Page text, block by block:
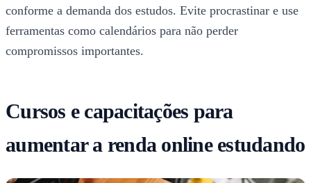
conforme a demanda dos estudos. Evite procrastinar e use
ferramentas como calendários para não perder
compromissos importantes.
Cursos e capacitações para
aumentar a renda online estudando